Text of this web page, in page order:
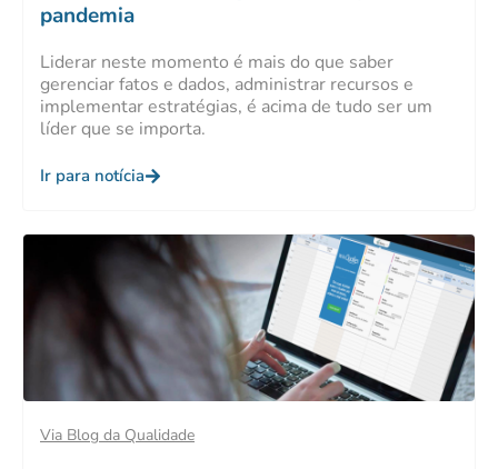
pandemia
Liderar neste momento é mais do que saber
gerenciar fatos e dados, administrar recursos e
implementar estratégias, é acima de tudo ser um
líder que se importa.
Ir para notícia
Via Blog da Qualidade